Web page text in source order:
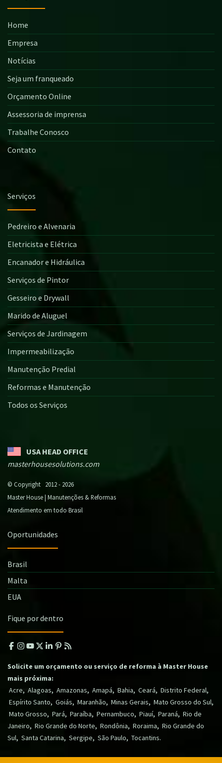
Home
Empresa
Notícias
Seja um franqueado
Orçamento Online
Assessoria de imprensa
Trabalhe Conosco
Contato
Serviços
Pedreiro e Alvenaria
Eletricista e Elétrica
Encanador e Hidráulica
Serviços de Pintor
Gesseiro e Drywall
Marido de Aluguel
Serviços de Jardinagem
Impermeabilização
Manutenção Predial
Reformas e Manutenção
Todos os Serviços
USA HEAD OFFICE
masterhousesolutions.com
© Copyright 2012 - 2026
Master House | Manutenções & Reformas
Atendimento em todo Brasil
Oportunidades
Brasil
Malta
EUA
Fique por dentro
Solicite um orçamento ou serviço de reforma à Master House
mais próxima:
Acre, Alagoas, Amazonas, Amapá, Bahia, Ceará, Distrito Federal,
Espírito Santo, Goiás, Maranhão, Minas Gerais, Mato Grosso do Sul,
Mato Grosso, Pará, Paraíba, Pernambuco, Piauí, Paraná, Rio de
Janeiro, Rio Grande do Norte, Rondônia, Roraima, Rio Grande do
Sul, Santa Catarina, Sergipe, São Paulo, Tocantins.